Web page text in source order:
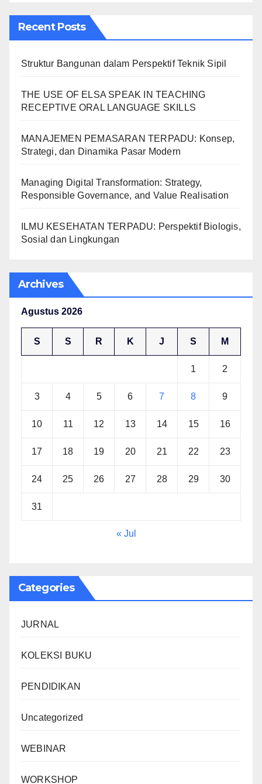
Recent Posts
Struktur Bangunan dalam Perspektif Teknik Sipil
THE USE OF ELSA SPEAK IN TEACHING
RECEPTIVE ORAL LANGUAGE SKILLS
MANAJEMEN PEMASARAN TERPADU: Konsep,
Strategi, dan Dinamika Pasar Modern
Managing Digital Transformation: Strategy,
Responsible Governance, and Value Realisation
ILMU KESEHATAN TERPADU: Perspektif Biologis,
Sosial dan Lingkungan
Archives
Agustus 2026
S S R K J S M
1 2
3 4 5 6 7 8 9
10 11 12 13 14 15 16
17 18 19 20 21 22 23
24 25 26 27 28 29 30
31
« Jul
Categories
JURNAL
KOLEKSI BUKU
PENDIDIKAN
Uncategorized
WEBINAR
WORKSHOP